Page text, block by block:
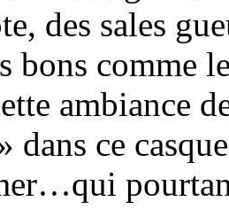
des sales
bons comme
ambiance
dans ce